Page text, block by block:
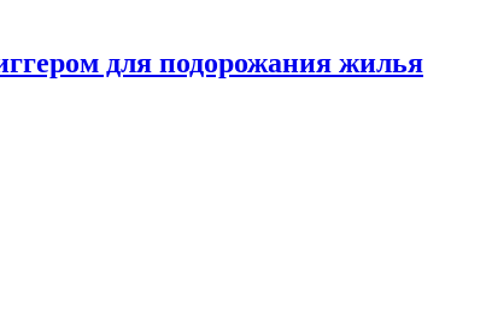
для подорожания жилья